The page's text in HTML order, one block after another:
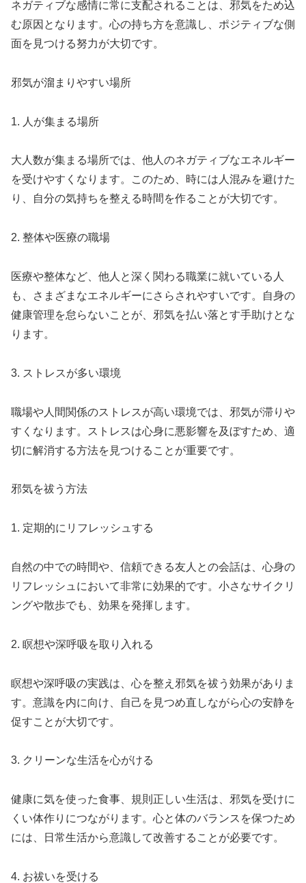
ネガティブな感情に常に支配されることは、邪気をため込
む原因となります。心の持ち方を意識し、ポジティブな側
面を見つける努力が大切です。
邪気が溜まりやすい場所
1. 人が集まる場所
大人数が集まる場所では、他人のネガティブなエネルギー
を受けやすくなります。このため、時には人混みを避けた
り、自分の気持ちを整える時間を作ることが大切です。
2. 整体や医療の職場
医療や整体など、他人と深く関わる職業に就いている人
も、さまざまなエネルギーにさらされやすいです。自身の
健康管理を怠らないことが、邪気を払い落とす手助けとな
ります。
3. ストレスが多い環境
職場や人間関係のストレスが高い環境では、邪気が滞りや
すくなります。ストレスは心身に悪影響を及ぼすため、適
切に解消する方法を見つけることが重要です。
邪気を祓う方法
1. 定期的にリフレッシュする
自然の中での時間や、信頼できる友人との会話は、心身の
リフレッシュにおいて非常に効果的です。小さなサイクリ
ングや散歩でも、効果を発揮します。
2. 瞑想や深呼吸を取り入れる
瞑想や深呼吸の実践は、心を整え邪気を祓う効果がありま
す。意識を内に向け、自己を見つめ直しながら心の安静を
促すことが大切です。
3. クリーンな生活を心がける
健康に気を使った食事、規則正しい生活は、邪気を受けに
くい体作りにつながります。心と体のバランスを保つため
には、日常生活から意識して改善することが必要です。
4. お祓いを受ける